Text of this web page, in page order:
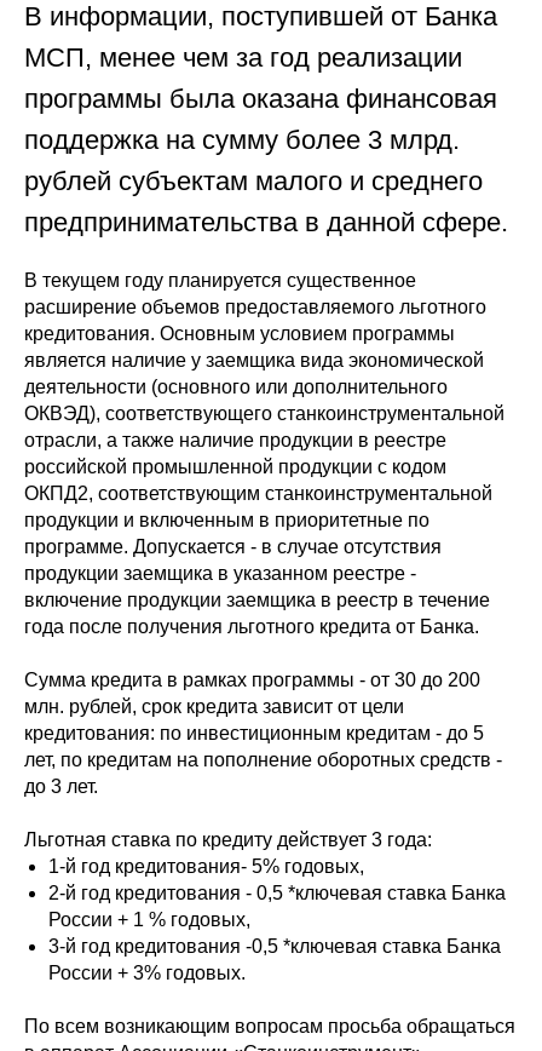
В информации, поступившей от Банка
МСП, менее чем за год реализации
программы была оказана финансовая
поддержка на сумму более 3 млрд.
рублей субъектам малого и среднего
предпринимательства в данной сфере.
В текущем году планируется существенное
расширение объемов предоставляемого льготного
кредитования. Основным условием программы
является наличие у заемщика вида экономической
деятельности (основного или дополнительного
ОКВЭД), соответствующего станкоинструментальной
отрасли, а также наличие продукции в реестре
российской промышленной продукции с кодом
ОКПД2, соответствующим станкоинструментальной
продукции и включенным в приоритетные по
программе. Допускается - в случае отсутствия
продукции заемщика в указанном реестре -
включение продукции заемщика в реестр в течение
года после получения льготного кредита от Банка.
Сумма кредита в рамках программы - от 30 до 200
млн. рублей, срок кредита зависит от цели
кредитования: по инвестиционным кредитам - до 5
лет, по кредитам на пополнение оборотных средств -
до 3 лет.
Льготная ставка по кредиту действует 3 года:
1-й год кредитования- 5% годовых,
2-й год кредитования - 0,5 *ключевая ставка Банка
России + 1 % годовых,
3-й год кредитования -0,5 *ключевая ставка Банка
России + 3% годовых.
По всем возникающим вопросам просьба обращаться